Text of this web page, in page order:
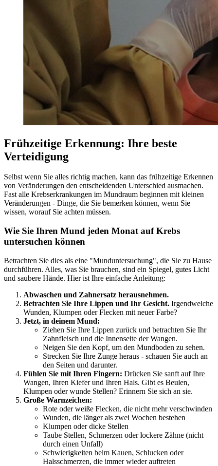
Frühzeitige Erkennung: Ihre beste
Verteidigung
Selbst wenn Sie alles richtig machen, kann das frühzeitige Erkennen
von Veränderungen den entscheidenden Unterschied ausmachen.
Fast alle Krebserkrankungen im Mundraum beginnen mit kleinen
Veränderungen - Dinge, die Sie bemerken können, wenn Sie
wissen, worauf Sie achten müssen.
Wie Sie Ihren Mund jeden Monat auf Krebs
untersuchen können
Betrachten Sie dies als eine "Munduntersuchung", die Sie zu Hause
durchführen. Alles, was Sie brauchen, sind ein Spiegel, gutes Licht
und saubere Hände. Hier ist Ihre einfache Anleitung:
Abwaschen und Zahnersatz herausnehmen.
Betrachten Sie Ihre Lippen und Ihr Gesicht. Irgendwelche
Wunden, Klumpen oder Flecken mit neuer Farbe?
Jetzt, in deinem Mund:
Ziehen Sie Ihre Lippen zurück und betrachten Sie Ihr
Zahnfleisch und die Innenseite der Wangen.
Neigen Sie den Kopf, um den Mundboden zu sehen.
Strecken Sie Ihre Zunge heraus - schauen Sie auch an
den Seiten und darunter.
Fühlen Sie mit Ihren Fingern: Drücken Sie sanft auf Ihre
Wangen, Ihren Kiefer und Ihren Hals. Gibt es Beulen,
Klumpen oder wunde Stellen? Erinnern Sie sich an sie.
Große Warnzeichen:
Rote oder weiße Flecken, die nicht mehr verschwinden
Wunden, die länger als zwei Wochen bestehen
Klumpen oder dicke Stellen
Taube Stellen, Schmerzen oder lockere Zähne (nicht
durch einen Unfall)
Schwierigkeiten beim Kauen, Schlucken oder
Halsschmerzen, die immer wieder auftreten